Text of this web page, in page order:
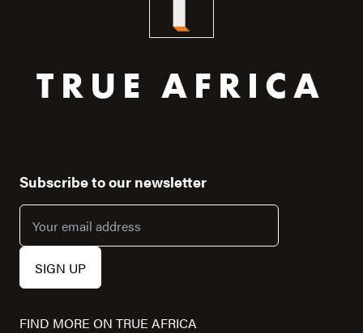
TRUE AFRICA
Subscribe to our newsletter
FIND MORE ON TRUE AFRICA